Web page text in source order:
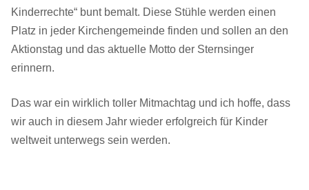
Kinderrechte“ bunt bemalt. Diese Stühle werden einen
Platz in jeder Kirchengemeinde finden und sollen an den
Aktionstag und das aktuelle Motto der Sternsinger
erinnern.
Das war ein wirklich toller Mitmachtag und ich hoffe, dass
wir auch in diesem Jahr wieder erfolgreich für Kinder
weltweit unterwegs sein werden.